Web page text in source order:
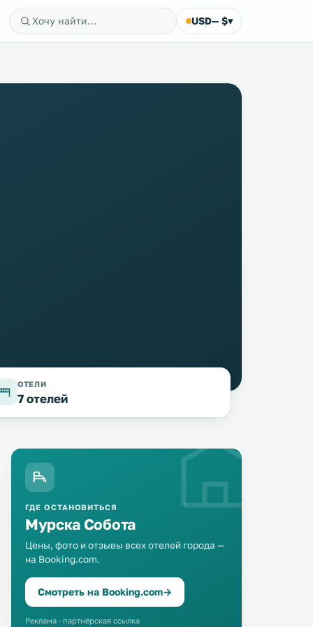
USD— $▾
ОТЕЛИ
7 отелей
3 км
Dvorec Rakičan
≈ 33 $
Отель Dvorec Rakičan, в котором
рады гостям с домашними
ГДЕ ОСТАНОВИТЬСЯ
Мурска Собота
Цены, фото и отзывы всех отелей города —
на Booking.com.
Смотреть на Booking.com→
Реклама · партнёрская ссылка